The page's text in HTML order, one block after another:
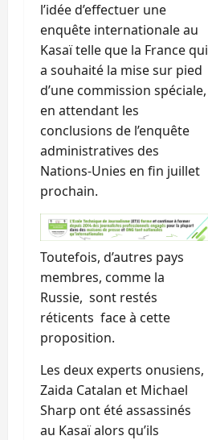
l’idée d’effectuer une
enquête internationale au
Kasaï telle que la France qui
a souhaité la mise sur pied
d’une commission spéciale,
en attendant les
conclusions de l’enquête
administratives des
Nations-Unies en fin juillet
prochain.
Toutefois, d’autres pays
membres, comme la
Russie, sont restés
réticents face à cette
proposition.
Les deux experts onusiens,
Zaida Catalan et Michael
Sharp ont été assassinés
au Kasaï alors qu’ils